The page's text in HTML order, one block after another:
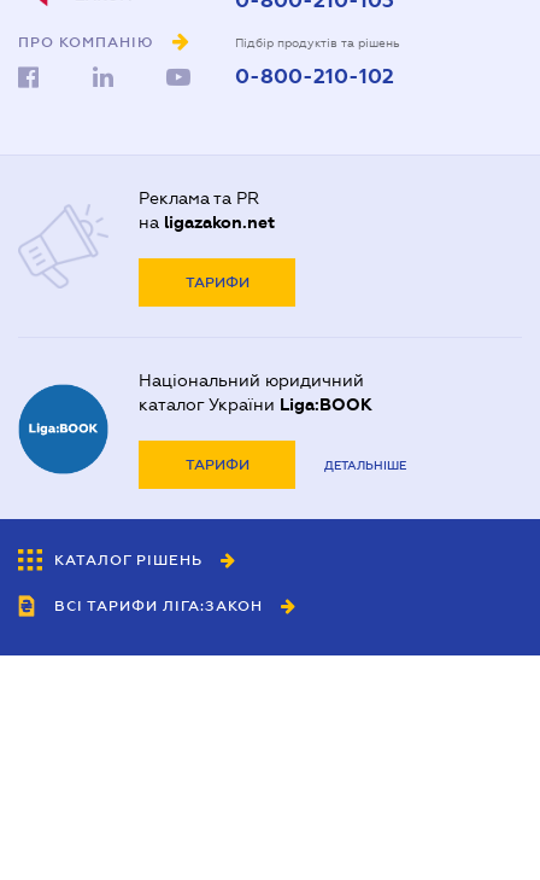
ПРО КОМПАНІЮ Підбір продуктів та рішень
0-800-210-102
Реклама та PR
на ligazakon.net
ТАРИФИ
Національний юридичний
каталог України Liga:BOOK
ТАРИФИ ДЕТАЛЬНІШЕ
КАТАЛОГ РІШЕНЬ
ВСІ ТАРИФИ ЛІГА:ЗАКОН